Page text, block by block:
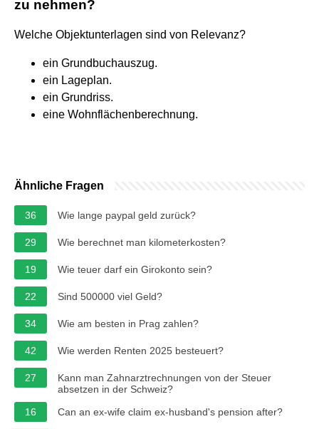
zu nehmen?
Welche Objektunterlagen sind von Relevanz?
ein Grundbuchauszug.
ein Lageplan.
ein Grundriss.
eine Wohnflächenberechnung.
Ähnliche Fragen
36 Wie lange paypal geld zurück?
29 Wie berechnet man kilometerkosten?
19 Wie teuer darf ein Girokonto sein?
22 Sind 500000 viel Geld?
34 Wie am besten in Prag zahlen?
42 Wie werden Renten 2025 besteuert?
27
Kann man Zahnarztrechnungen von der Steuer
absetzen in der Schweiz?
16
Can an ex-wife claim ex-husband's pension after?